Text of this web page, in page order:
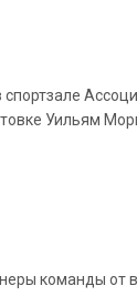
Уильям
команды